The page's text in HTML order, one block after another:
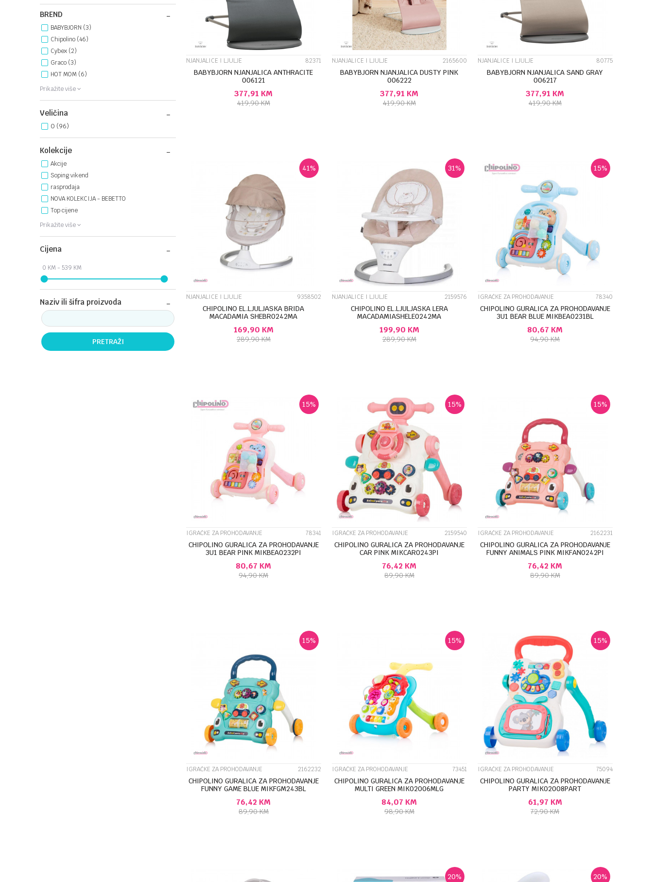
BREND
BABYBJORN (3)
Chipolino (46)
Cybex (2)
Graco (3)
HOT MOM (6)
Prikažite više
Veličina
0 (96)
Kolekcije
Akcije
Soping vikend
rasprodaja
NOVA KOLEKCIJA - BEBETTO
Top cijene
Prikažite više
Cijena
Naziv ili šifra proizvoda
PRETRAŽI
NJANJALICE I LJULJE 82371
BABYBJORN NJANJALICA ANTHRACITE
006121
377,91 KM
419,90KM
NJANJALICE I LJULJE 2165600
BABYBJORN NJANJALICA DUSTY PINK
006222
377,91 KM
419,90KM
NJANJALICE I LJULJE 80775
BABYBJORN NJANJALICA SAND GRAY
006217
377,91 KM
419,90KM
UPOREDI
41%
NJANJALICE I LJULJE 9358502
CHIPOLINO EL.LJULJASKA BRIDA
MACADAMIA SHEBR0242MA
169,90 KM
289,90KM
UPOREDI
31%
NJANJALICE I LJULJE 2159576
CHIPOLINO EL.LJULJASKA LERA
MACADAMIASHELE0242MA
199,90 KM
289,90KM
UPOREDI
15%
IGRAČKE ZA PROHODAVANJE 78340
CHIPOLINO GURALICA ZA PROHODAVANJE
3U1 BEAR BLUE MIKBEA0231BL
80,67 KM
94,90KM
UPOREDI
15%
IGRAČKE ZA PROHODAVANJE 78341
CHIPOLINO GURALICA ZA PROHODAVANJE
3U1 BEAR PINK MIKBEA0232PI
80,67 KM
94,90KM
UPOREDI
15%
IGRAČKE ZA PROHODAVANJE 2159540
CHIPOLINO GURALICA ZA PROHODAVANJE
CAR PINK MIKCAR0243PI
76,42 KM
89,90KM
UPOREDI
15%
IGRAČKE ZA PROHODAVANJE 2162231
CHIPOLINO GURALICA ZA PROHODAVANJE
FUNNY ANIMALS PINK MIKFAN0242PI
76,42 KM
89,90KM
UPOREDI
15%
IGRAČKE ZA PROHODAVANJE 2162232
CHIPOLINO GURALICA ZA PROHODAVANJE
FUNNY GAME BLUE MIKFGM243BL
76,42 KM
89,90KM
UPOREDI
15%
IGRAČKE ZA PROHODAVANJE 73451
CHIPOLINO GURALICA ZA PROHODAVANJE
MULTI GREEN MIK02006MLG
84,07 KM
98,90KM
UPOREDI
15%
IGRAČKE ZA PROHODAVANJE 75094
CHIPOLINO GURALICA ZA PROHODAVANJE
PARTY MIK02008PART
61,97 KM
72,90KM
20% 20%